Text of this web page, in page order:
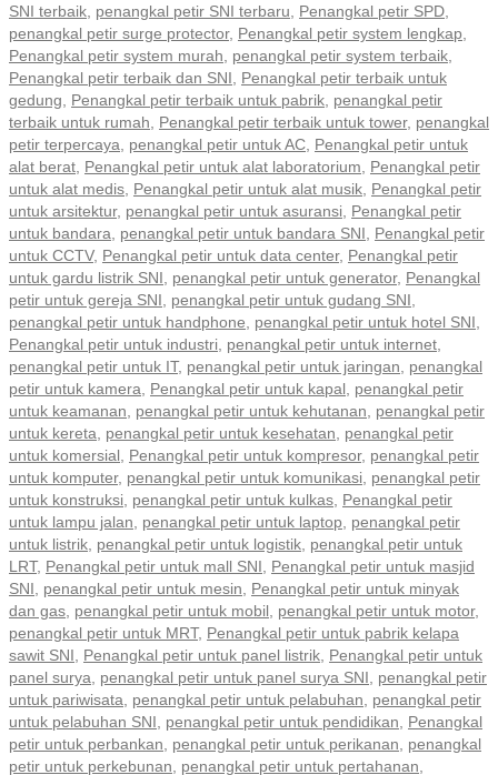
SNI terbaik, penangkal petir SNI terbaru, Penangkal petir SPD,
penangkal petir surge protector, Penangkal petir system lengkap,
Penangkal petir system murah, penangkal petir system terbaik,
Penangkal petir terbaik dan SNI, Penangkal petir terbaik untuk
gedung, Penangkal petir terbaik untuk pabrik, penangkal petir
terbaik untuk rumah, Penangkal petir terbaik untuk tower, penangkal
petir terpercaya, penangkal petir untuk AC, Penangkal petir untuk
alat berat, Penangkal petir untuk alat laboratorium, Penangkal petir
untuk alat medis, Penangkal petir untuk alat musik, Penangkal petir
untuk arsitektur, penangkal petir untuk asuransi, Penangkal petir
untuk bandara, penangkal petir untuk bandara SNI, Penangkal petir
untuk CCTV, Penangkal petir untuk data center, Penangkal petir
untuk gardu listrik SNI, penangkal petir untuk generator, Penangkal
petir untuk gereja SNI, penangkal petir untuk gudang SNI,
penangkal petir untuk handphone, penangkal petir untuk hotel SNI,
Penangkal petir untuk industri, penangkal petir untuk internet,
penangkal petir untuk IT, penangkal petir untuk jaringan, penangkal
petir untuk kamera, Penangkal petir untuk kapal, penangkal petir
untuk keamanan, penangkal petir untuk kehutanan, penangkal petir
untuk kereta, penangkal petir untuk kesehatan, penangkal petir
untuk komersial, Penangkal petir untuk kompresor, penangkal petir
untuk komputer, penangkal petir untuk komunikasi, penangkal petir
untuk konstruksi, penangkal petir untuk kulkas, Penangkal petir
untuk lampu jalan, penangkal petir untuk laptop, penangkal petir
untuk listrik, penangkal petir untuk logistik, penangkal petir untuk
LRT, Penangkal petir untuk mall SNI, Penangkal petir untuk masjid
SNI, penangkal petir untuk mesin, Penangkal petir untuk minyak
dan gas, penangkal petir untuk mobil, penangkal petir untuk motor,
penangkal petir untuk MRT, Penangkal petir untuk pabrik kelapa
sawit SNI, Penangkal petir untuk panel listrik, Penangkal petir untuk
panel surya, penangkal petir untuk panel surya SNI, penangkal petir
untuk pariwisata, penangkal petir untuk pelabuhan, penangkal petir
untuk pelabuhan SNI, penangkal petir untuk pendidikan, Penangkal
petir untuk perbankan, penangkal petir untuk perikanan, penangkal
petir untuk perkebunan, penangkal petir untuk pertahanan,